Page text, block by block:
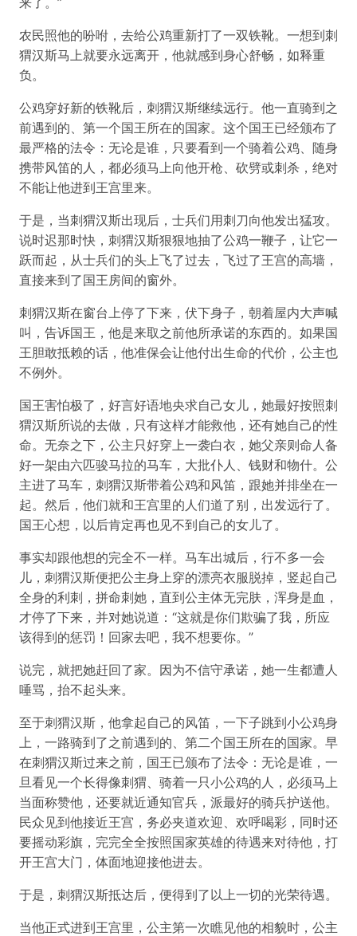
农民照他的吩咐，去给公鸡重新打了一双铁靴。一想到刺
猬汉斯马上就要永远离开，他就感到身心舒畅，如释重
负。
公鸡穿好新的铁靴后，刺猬汉斯继续远行。他一直骑到之
前遇到的、第一个国王所在的国家。这个国王已经颁布了
最严格的法令：无论是谁，只要看到一个骑着公鸡、随身
携带风笛的人，都必须马上向他开枪、砍劈或刺杀，绝对
不能让他进到王宫里来。
于是，当刺猬汉斯出现后，士兵们用刺刀向他发出猛攻。
说时迟那时快，刺猬汉斯狠狠地抽了公鸡一鞭子，让它一
跃而起，从士兵们的头上飞了过去，飞过了王宫的高墙，
直接来到了国王房间的窗外。
刺猬汉斯在窗台上停了下来，伏下身子，朝着屋内大声喊
叫，告诉国王，他是来取之前他所承诺的东西的。如果国
王胆敢抵赖的话，他准保会让他付出生命的代价，公主也
不例外。
国王害怕极了，好言好语地央求自己女儿，她最好按照刺
猬汉斯所说的去做，只有这样才能救他，还有她自己的性
命。无奈之下，公主只好穿上一袭白衣，她父亲则命人备
好一架由六匹骏马拉的马车，大批仆人、钱财和物什。公
主进了马车，刺猬汉斯带着公鸡和风笛，跟她并排坐在一
起。然后，他们就和王宫里的人们道了别，出发远行了。
国王心想，以后肯定再也见不到自己的女儿了。
事实却跟他想的完全不一样。马车出城后，行不多一会
儿，刺猬汉斯便把公主身上穿的漂亮衣服脱掉，竖起自己
全身的利刺，拼命刺她，直到公主体无完肤，浑身是血，
才停了下来，并对她说道：“这就是你们欺骗了我，所应
该得到的惩罚！回家去吧，我不想要你。”
说完，就把她赶回了家。因为不信守承诺，她一生都遭人
唾骂，抬不起头来。
至于刺猬汉斯，他拿起自己的风笛，一下子跳到小公鸡身
上，一路骑到了之前遇到的、第二个国王所在的国家。早
在刺猬汉斯过来之前，国王已颁布了法令：无论是谁，一
旦看见一个长得像刺猬、骑着一只小公鸡的人，必须马上
当面称赞他，还要就近通知官兵，派最好的骑兵护送他。
民众见到他接近王宫，务必夹道欢迎、欢呼喝彩，同时还
要摇动彩旗，完完全全按照国家英雄的待遇来对待他，打
开王宫大门，体面地迎接他进去。
于是，刺猬汉斯抵达后，便得到了以上一切的光荣待遇。
当他正式进到王宫里，公主第一次瞧见他的相貌时，公主